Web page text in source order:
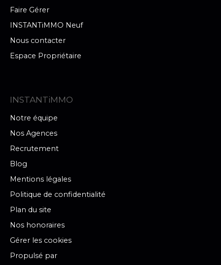
Faire Gérer
INSTANTiMMO Neuf
Nous contacter
Espace Propriétaire
INSTANTiMMO
Notre équipe
Nos Agences
Recrutement
Blog
Mentions légales
Politique de confidentialité
Plan du site
Nos honoraires
Gérer les cookies
Propulsé par